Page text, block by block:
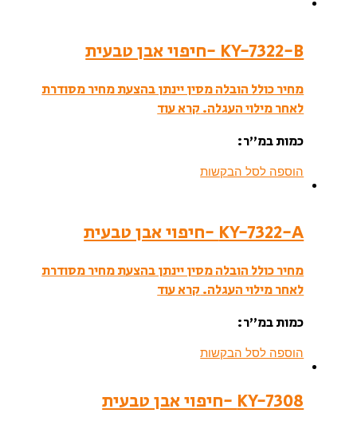
KY-7322-B -חיפוי אבן טבעית
מחיר כולל הובלה מסין יינתן בהצעת מחיר מסודרת
לאחר מילוי העגלה. קרא עוד
כמות במ”ר:
הוספה לסל הבקשות
KY-7322-A -חיפוי אבן טבעית
מחיר כולל הובלה מסין יינתן בהצעת מחיר מסודרת
לאחר מילוי העגלה.קרא עוד
כמות במ”ר:
הוספה לסל הבקשות
KY-7308 -חיפוי אבן טבעית